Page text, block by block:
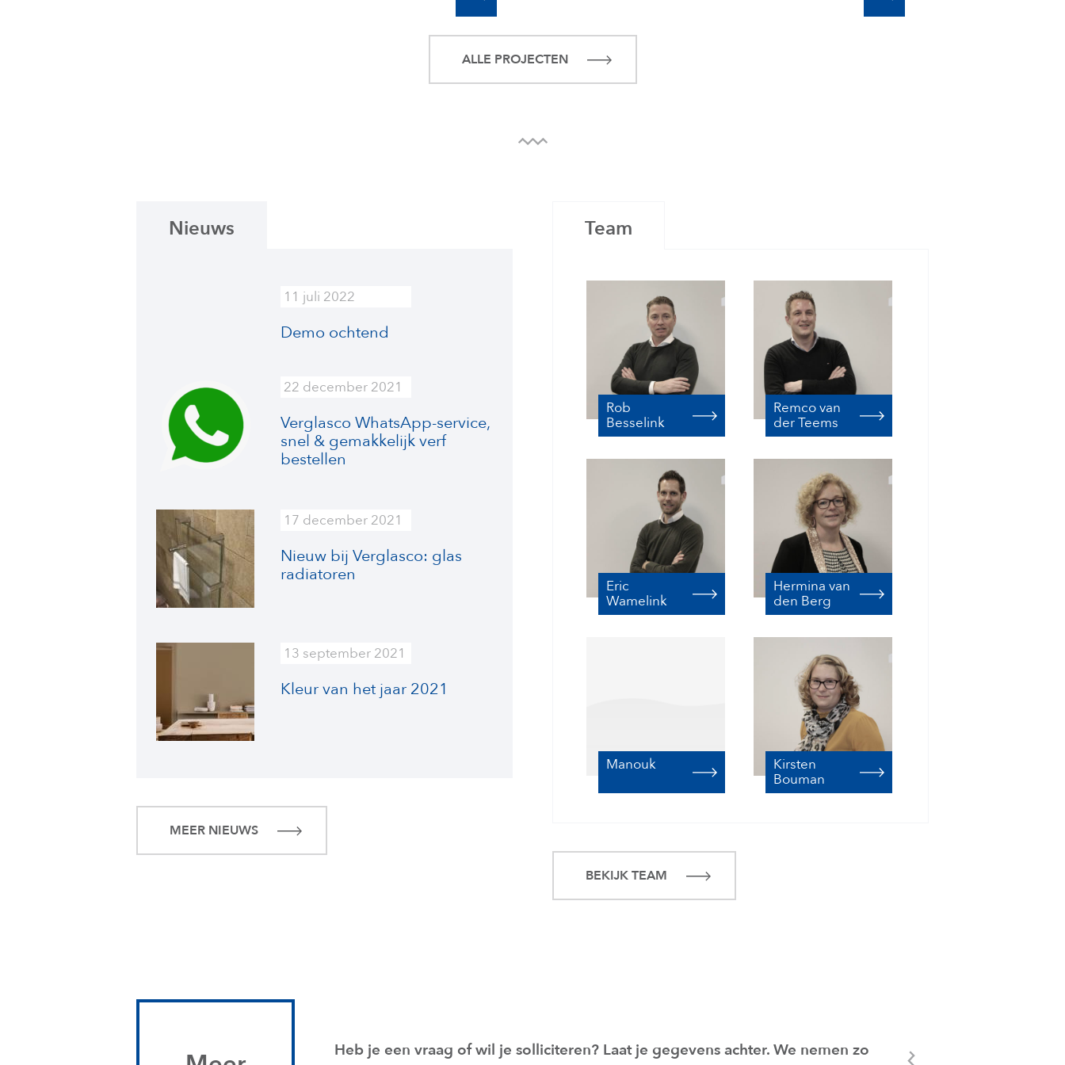
ALLE PROJECTEN
Nieuws
11 juli 2022
Demo ochtend
22 december 2021
Verglasco WhatsApp-service,
snel & gemakkelijk verf
bestellen
17 december 2021
Nieuw bij Verglasco: glas
radiatoren
13 september 2021
Kleur van het jaar 2021
MEER NIEUWS
Team
Rob
Besselink
Remco van
der Teems
Eric
Wamelink
Hermina van
den Berg
Manouk
Kirsten
Bouman
BEKIJK TEAM
Heb je een vraag of wil je solliciteren? Laat je gegevens achter. We nemen zo